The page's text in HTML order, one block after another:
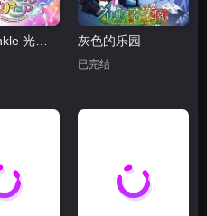
Star Twinkle 光之美少女 灰色的乐园
已完结